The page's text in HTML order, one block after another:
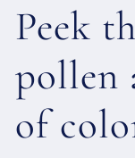
Peek
pollen
of